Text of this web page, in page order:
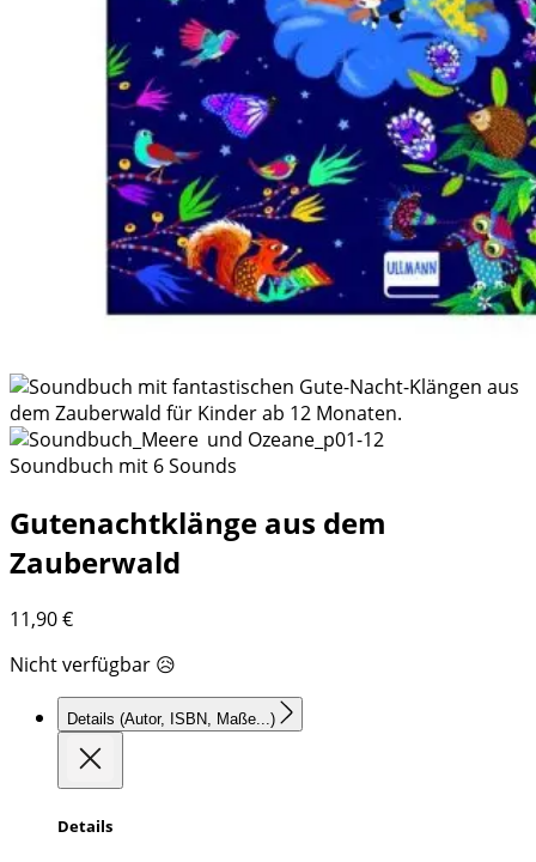
Soundbuch mit 6 Sounds
Gutenachtklänge aus dem
Zauberwald
11,90€
Nicht verfügbar 😥
Details (Autor, ISBN, Maße...)
Details